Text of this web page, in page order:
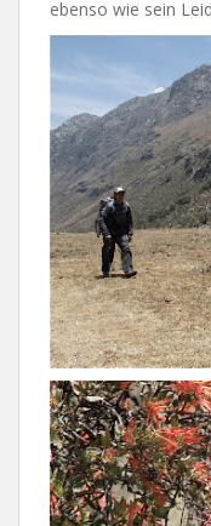
ebenso wie sein